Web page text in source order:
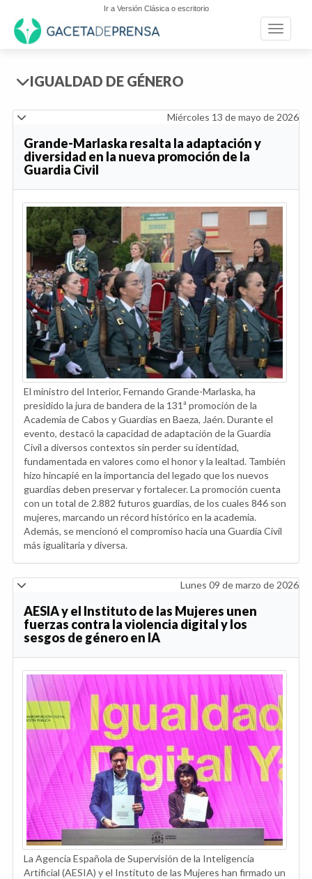
Ir a Versión Clásica o escritorio
Toggle
IGUALDAD DE GÉNERO
Miércoles 13 de mayo de 2026
Grande-Marlaska resalta la adaptación y
diversidad en la nueva promoción de la
Guardia Civil
El ministro del Interior, Fernando Grande-Marlaska, ha
presidido la jura de bandera de la 131ª promoción de la
Academia de Cabos y Guardias en Baeza, Jaén. Durante el
evento, destacó la capacidad de adaptación de la Guardia
Civil a diversos contextos sin perder su identidad,
fundamentada en valores como el honor y la lealtad. También
hizo hincapié en la importancia del legado que los nuevos
guardias deben preservar y fortalecer. La promoción cuenta
con un total de 2.882 futuros guardias, de los cuales 846 son
mujeres, marcando un récord histórico en la academia.
Además, se mencionó el compromiso hacia una Guardia Civil
más igualitaria y diversa.
Lunes 09 de marzo de 2026
AESIA y el Instituto de las Mujeres unen
fuerzas contra la violencia digital y los
sesgos de género en IA
La Agencia Española de Supervisión de la Inteligencia
Artificial (AESIA) y el Instituto de las Mujeres han firmado un